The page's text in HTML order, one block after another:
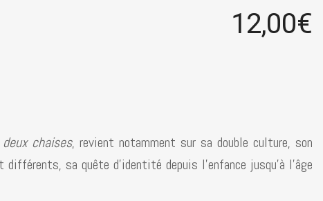
12,00€
chaises, revient notamment sur sa double culture, son
sa quête d’identité depuis l’enfance jusqu’à l’âge